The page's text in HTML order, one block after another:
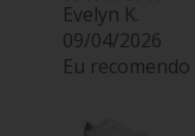
Evelyn K.
09/04/2026
Eu